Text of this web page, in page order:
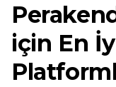
için En